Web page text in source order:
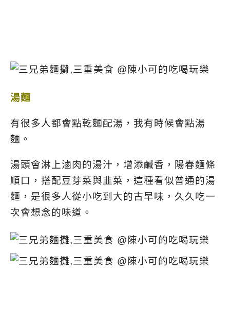
湯麵
有很多人都會點乾麵配湯，我有時候會點湯
麵。
湯頭會淋上滷肉的湯汁，增添鹹香，陽春麵條
順口，搭配豆芽菜與韭菜，這種看似普通的湯
麵，是很多人從小吃到大的古早味，久久吃一
次會想念的味道。